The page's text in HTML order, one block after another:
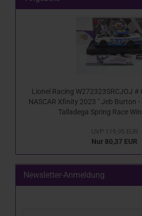
Lionel Racing W272323SRCJOJ #
NASCAR Xfinity 2023 " Jeb Burton -
Talladega Spring Race
UVP 119,95 EUR
Nur 80,37 EUR
Newsletter-Anmeldung